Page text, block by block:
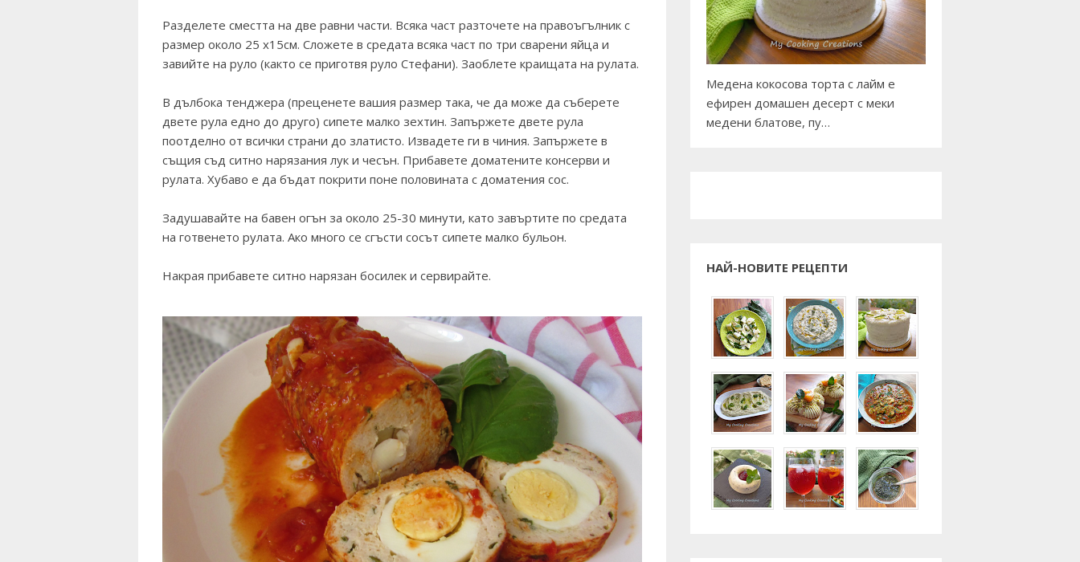
Разделете сместта на две равни части. Всяка част разточете на правоъгълник с
размер около 25 х15см. Сложете в средата всяка част по три сварени яйца и
завийте на руло (както се приготвя руло Стефани). Заоблете краищата на рулата.
В дълбока тенджера (преценете вашия размер така, че да може да съберете
двете рула едно до друго) сипете малко зехтин. Запържете двете рула
поотделно от всички страни до златисто. Извадете ги в чиния. Запържете в
същия съд ситно нарязания лук и чесън. Прибавете доматените консерви и
рулата. Хубаво е да бъдат покрити поне половината с доматения сос.
Задушавайте на бавен огън за около 25-30 минути, като завъртите по средата
на готвенето рулата. Ако много се сгъсти сосът сипете малко бульон.
Накрая прибавете ситно нарязан босилек и сервирайте.
Медена кокосова торта с лайм е
ефирен домашен десерт с меки
медени блатове, пу…
НАЙ-НОВИТЕ РЕЦЕПТИ